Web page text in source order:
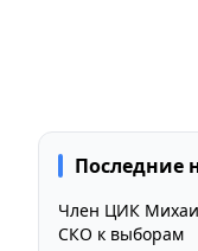
Последние
Член ЦИК
СКО к выборам